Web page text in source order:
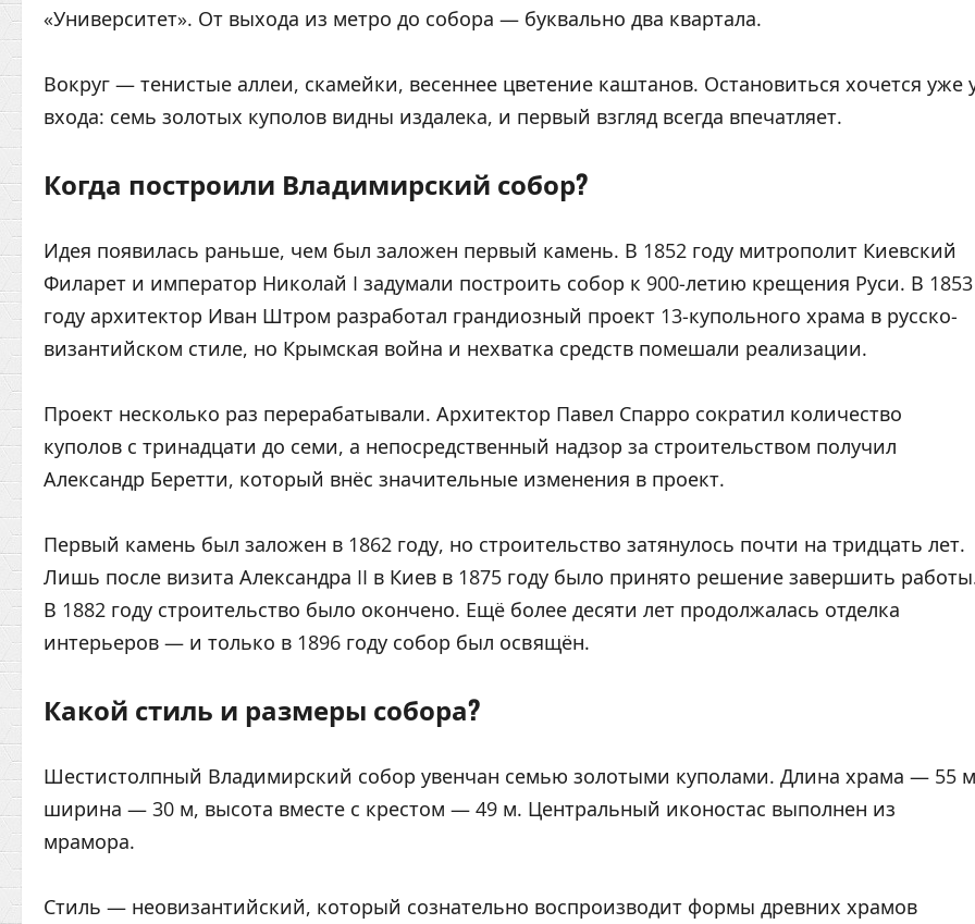
«Университет». От выхода из метро до собора — буквально два квартала.
Вокруг — тенистые аллеи, скамейки, весеннее цветение каштанов. Остановиться хочется уже
входа: семь золотых куполов видны издалека, и первый взгляд всегда впечатляет.
Когда построили Владимирский собор?
Идея появилась раньше, чем был заложен первый камень. В 1852 году митрополит Киевский
Филарет и император Николай I задумали построить собор к 900-летию крещения Руси. В 1853
году архитектор Иван Штром разработал грандиозный проект 13-купольного храма в русско-
византийском стиле, но Крымская война и нехватка средств помешали реализации.
Проект несколько раз перерабатывали. Архитектор Павел Спарро сократил количество
куполов с тринадцати до семи, а непосредственный надзор за строительством получил
Александр Беретти, который внёс значительные изменения в проект.
Первый камень был заложен в 1862 году, но строительство затянулось почти на тридцать лет.
Лишь после визита Александра II в Киев в 1875 году было принято решение завершить
В 1882 году строительство было окончено. Ещё более десяти лет продолжалась отделка
интерьеров — и только в 1896 году собор был освящён.
Какой стиль и размеры собора?
Шестистолпный Владимирский собор увенчан семью золотыми куполами. Длина храма — 55
ширина — 30 м, высота вместе с крестом — 49 м. Центральный иконостас выполнен из
мрамора.
Стиль — неовизантийский, который сознательно воспроизводит формы древних храмов